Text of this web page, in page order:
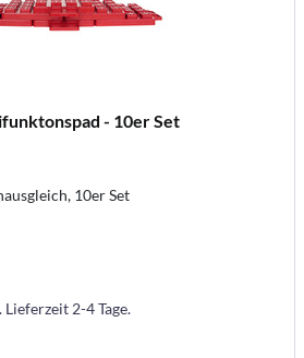
- 10er Set
10er Set
2-4 Tage.